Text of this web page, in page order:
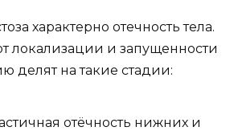
характерно отечность тела.
локализации и запущенности
делят на такие стадии:
отёчность нижних и